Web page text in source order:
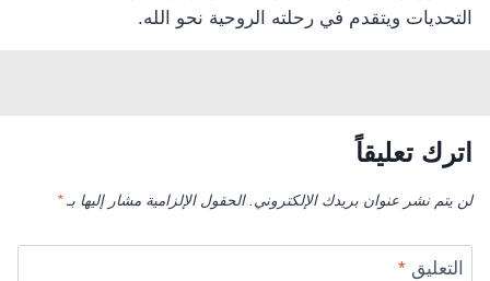
التحديات ويتقدم في رحلته الروحية نحو الله.
اترك تعليقاً
لن يتم نشر عنوان بريدك الإلكتروني. الحقول الإلزامية مشار إليها بـ*
التعليق*